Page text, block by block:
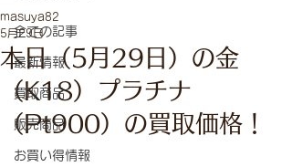
全ての記事
最新情報
買取商品
販売商品
お買い得情報
本日（5月29日）の金
（K18）プラチナ
（Pt900）の買取価格！
masuya82
5月29日